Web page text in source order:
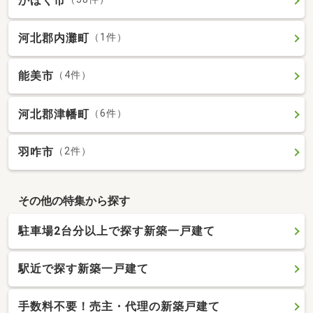
河北郡内灘町 （1件）
能美市 （4件）
河北郡津幡町 （6件）
羽咋市 （2件）
その他の特集から探す
駐車場2台分以上で探す新築一戸建て
駅近で探す新築一戸建て
手数料不要！売主・代理の新築戸建て